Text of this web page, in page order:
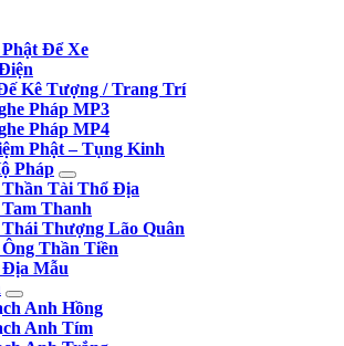
Để Xe
Kê Tượng / Trang Trí
Pháp MP3
Pháp MP4
Phật – Tụng Kinh
Pháp
Tài Thổ Địa
Thanh
Thượng Lão Quân
Thần Tiền
Mẫu
Anh Hồng
Anh Tím